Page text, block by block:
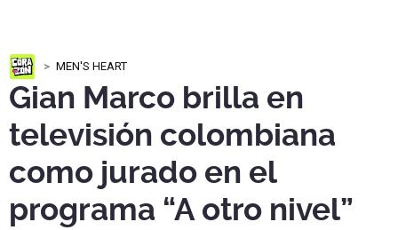
MEN'S HEART
Gian Marco brilla en
televisión colombiana
como jurado en el
programa “A otro nivel”